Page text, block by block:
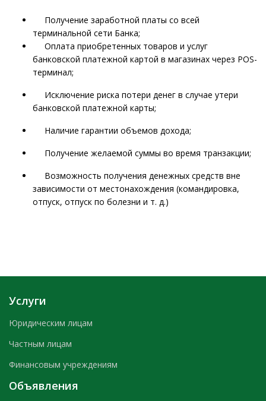
Получение заработной платы со всей
терминальной сети Банка;
Оплата приобретенных товаров и услуг
банковской платежной картой в магазинах через POS-
терминал;
Исключение риска потери денег в случае утери
банковской платежной карты;
Наличие гарантии объемов дохода;
Получение желаемой суммы во время транзакции;
Возможность получения денежных средств вне
зависимости от местонахождения (командировка,
отпуск, отпуск по болезни и т. д.)
Услуги
Юридическим лицам
Частным лицам
Финансовым учреждениям
Объявления